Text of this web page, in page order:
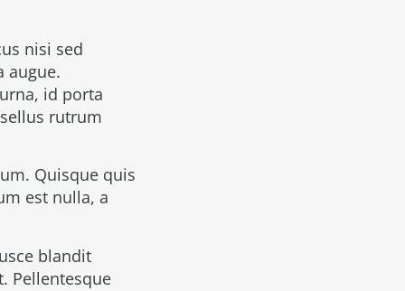
nisi sed
augue.
id porta
rutrum
Quisque quis
est nulla, a
blandit
Pellentesque